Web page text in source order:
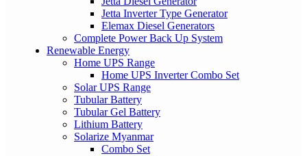
Jetta Inverter Type Generator
Elemax Diesel Generators
Complete Power Back Up System
Renewable Energy
Home UPS Range
Home UPS Inverter Combo Set
Solar UPS Range
Tubular Battery
Tubular Gel Battery
Lithium Battery
Solarize Myanmar
Combo Set